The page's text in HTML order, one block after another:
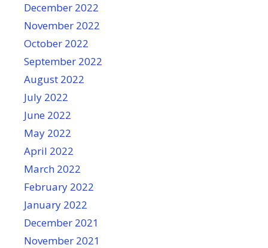
December 2022
November 2022
October 2022
September 2022
August 2022
July 2022
June 2022
May 2022
April 2022
March 2022
February 2022
January 2022
December 2021
November 2021